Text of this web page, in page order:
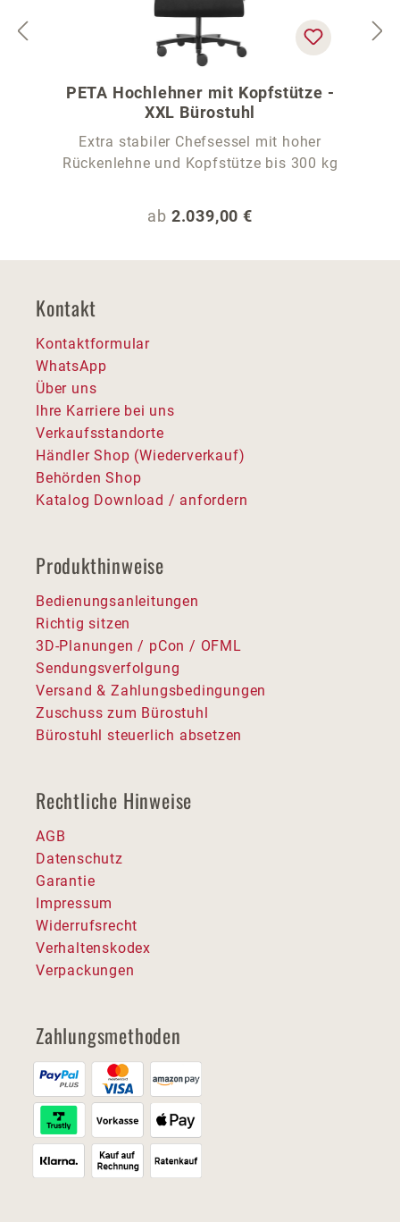
PETA Hochlehner mit Kopfstütze -
XXL Bürostuhl
Extra stabiler Chefsessel mit hoher
Rückenlehne und Kopfstütze bis 300 kg
Regulärer Preis:
ab 2.039,00 €
Kontakt
Kontaktformular
WhatsApp
Über uns
Ihre Karriere bei uns
Verkaufsstandorte
Händler Shop (Wiederverkauf)
Behörden Shop
Katalog Download / anfordern
Produkthinweise
Bedienungsanleitungen
Richtig sitzen
3D-Planungen / pCon / OFML
Sendungsverfolgung
Versand & Zahlungsbedingungen
Zuschuss zum Bürostuhl
Bürostuhl steuerlich absetzen
Rechtliche Hinweise
AGB
Datenschutz
Garantie
Impressum
Widerrufsrecht
Verhaltenskodex
Verpackungen
Zahlungsmethoden